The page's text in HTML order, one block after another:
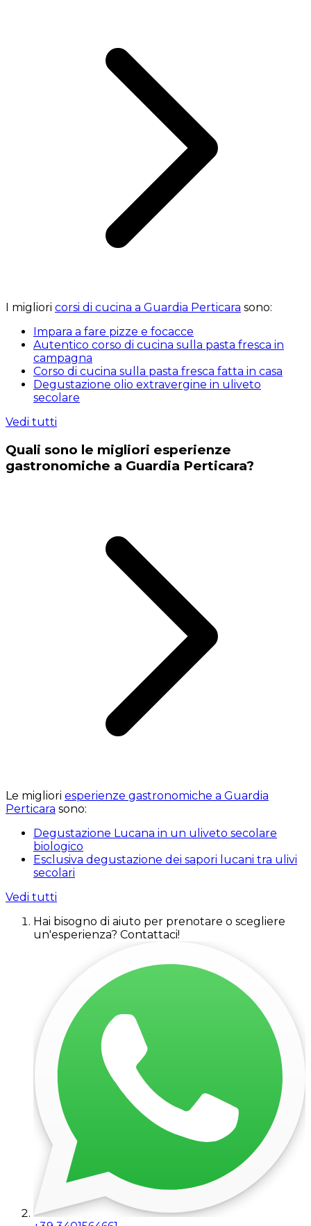
I migliori corsi di cucina a Guardia Perticara sono:
Impara a fare pizze e focacce
Autentico corso di cucina sulla pasta fresca in
campagna
Corso di cucina sulla pasta fresca fatta in casa
Degustazione olio extravergine in uliveto
secolare
Vedi tutti
Quali sono le migliori esperienze
gastronomiche a Guardia Perticara?
Le migliori esperienze gastronomiche a Guardia
Perticara sono:
Degustazione Lucana in un uliveto secolare
biologico
Esclusiva degustazione dei sapori lucani tra ulivi
secolari
Vedi tutti
Hai bisogno di aiuto per prenotare o scegliere
un'esperienza? Contattaci!